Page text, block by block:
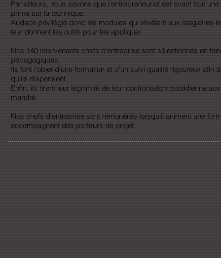
Par ailleurs, nous savons que l'entrepreneuriat est avant tout
prime sur la technique.
Audace privilégie donc les modules qui révèlent aux stagiaires
leur donnent les outils pour les appliquer.
Nos 140 intervenants chefs d'entreprise sont sélectionnés en
pédagogiques.
Ils font l'objet d'une formation et d'un suivi qualité rigoureux afin
qu'ils dispensent.
Enfin, ils tirent leur légitimité de leur confrontation quotidienne
marché.
Nos chefs d'entreprise sont rémunérés lorsqu'il animent une
accompagnent des porteurs de projet.